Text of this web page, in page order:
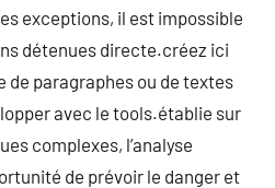
exceptions, il est impossible
détenues directe.créez ici
de paragraphes ou de textes
avec le tools.établie sur
complexes, l’analyse
de prévoir le danger et